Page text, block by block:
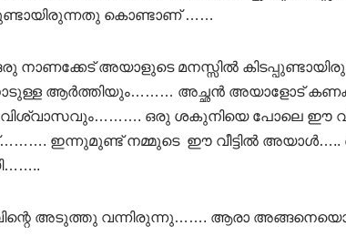
കൊണ്ടാണ് ……
നാണക്കേട് അയാളുടെ മനസ്സിൽ
ആർത്തിയും……… അച്ഛൻ അയാളോട്
ഒരു ശകുനിയെ പോലെ ഈ
ഇന്നുമുണ്ട് നമ്മുടെ ഈ വീട്ടിൽ അയാൾ…..
അടുത്തു വന്നിരുന്നു……. ആരാ